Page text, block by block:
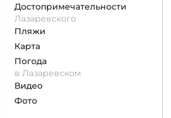
Достопримеча­тельности
Лазаревского
Пляжи
Карта
Погода
в Лазаревском
Видео
Фото